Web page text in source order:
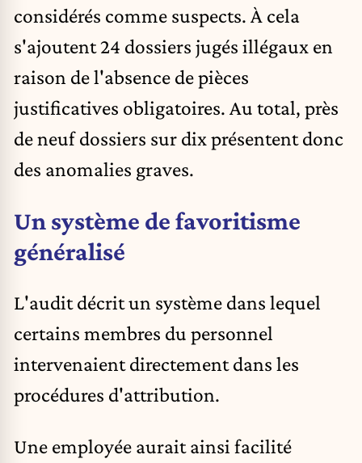
considérés comme suspects. À cela
s'ajoutent 24 dossiers jugés illégaux en
raison de l'absence de pièces
justificatives obligatoires. Au total, près
de neuf dossiers sur dix présentent donc
des anomalies graves.
Un système de favoritisme
généralisé
L'audit décrit un système dans lequel
certains membres du personnel
intervenaient directement dans les
procédures d'attribution.
Une employée aurait ainsi facilité